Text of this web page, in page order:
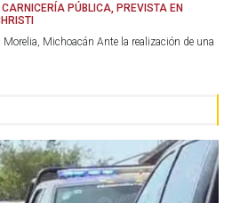
PÚBLICA, PREVISTA EN
Michoacán Ante la realización de una